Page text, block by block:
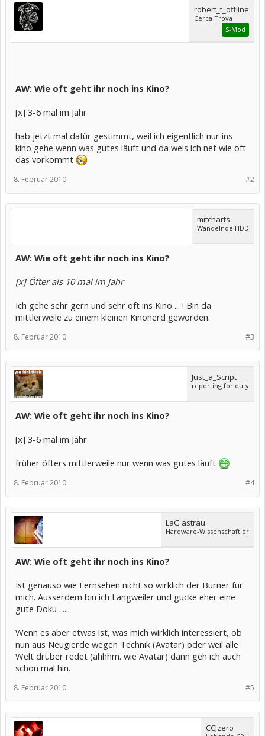
robert_t_offline
Cerca Trova
S-Mod
AW: Wie oft geht ihr noch ins Kino?
[x] 3-6 mal im Jahr
hab jetzt mal dafür gestimmt, weil ich eigentlich nur ins
kino gehe wenn was gutes läuft und da weis ich net wie oft
das vorkommt
#2
8. Februar 2010
mitcharts
Wandelnde HDD
AW: Wie oft geht ihr noch ins Kino?
[x] Öfter als 10 mal im Jahr
Ich gehe sehr gern und sehr oft ins Kino ... ! Bin da
mittlerweile zu einem kleinen Kinonerd geworden.
#3
8. Februar 2010
Just_a_Script
reporting for duty
AW: Wie oft geht ihr noch ins Kino?
[x] 3-6 mal im Jahr
früher öfters mittlerweile nur wenn was gutes läuft
#4
8. Februar 2010
LaG astrau
Hardware-Wissenschaftler
AW: Wie oft geht ihr noch ins Kino?
Ist genauso wie Fernsehen nicht so wirklich der Burner für
mich. Ausserdem bin ich Langweiler und gucke eher eine
gute Doku ......
Wenn es aber etwas ist, was mich wirklich interessiert, ob
nun aus Neugierde wegen Technik (Avatar) oder weil alle
Welt drüber redet (ähhhm. wie Avatar) dann geh ich auch
schon mal hin.
#5
8. Februar 2010
CCJzero